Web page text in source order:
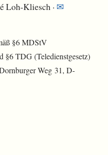
Loh-Kliesch · ✉︎
§6 MDStV
§6 TDG (Teledienstgesetz)
Weg 31, D-